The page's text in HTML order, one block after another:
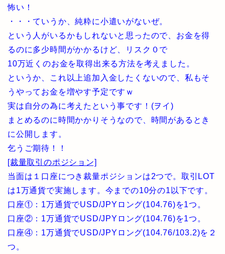
怖い！
・・・ていうか、純粋に小遣いがないぜ。
という人がいるかもしれないと思ったので、お金を得
るのに多少時間がかかるけど、リスク０で
10万近くのお金を取得出来る方法を考えました。
というか、これ以上追加入金したくないので、私もそ
うやってお金を増やす予定ですｗ
実は自分の為に考えたという事です！(ヲイ)
まとめるのに時間かかりそうなので、時間があるとき
に公開します。
乞うご期待！！
[裁量取引のポジション]
当面は１口座につき裁量ポジションは2つで。取引LOT
は1万通貨で実施します。今までの10分の1以下です。
口座①：1万通貨でUSD/JPYロング(104.76)を1つ。
口座②：1万通貨でUSD/JPYロング(104.76)を1つ。
口座④：1万通貨でUSD/JPYロング(104.76/103.2)を２
つ。